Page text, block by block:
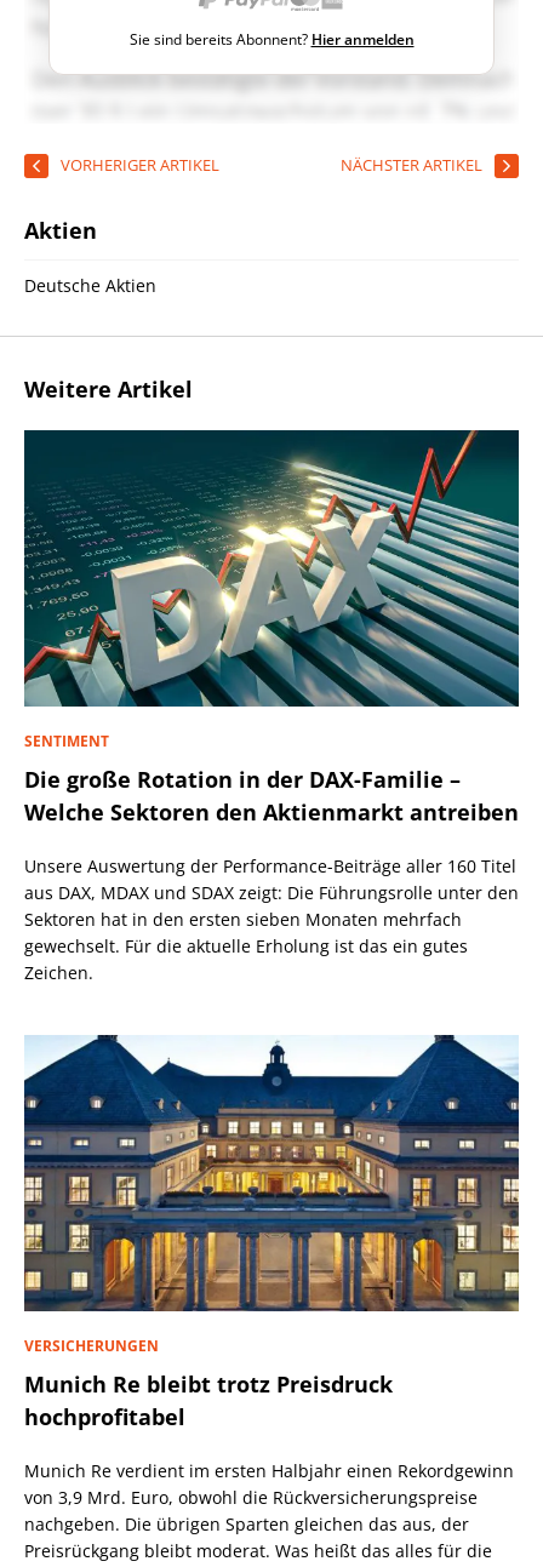
Sie sind bereits Abonnent? Hier anmelden
VORHERIGER ARTIKEL NÄCHSTER ARTIKEL
Aktien
Deutsche Aktien
Weitere Artikel
SENTIMENT
Die große Rotation in der DAX-Familie –
Welche Sektoren den Aktienmarkt antreiben
Unsere Auswertung der Performance-Beiträge aller 160 Titel
aus DAX, MDAX und SDAX zeigt: Die Führungsrolle unter den
Sektoren hat in den ersten sieben Monaten mehrfach
gewechselt. Für die aktuelle Erholung ist das ein gutes
Zeichen.
VERSICHERUNGEN
Munich Re bleibt trotz Preisdruck
hochprofitabel
Munich Re verdient im ersten Halbjahr einen Rekordgewinn
von 3,9 Mrd. Euro, obwohl die Rückversicherungspreise
nachgeben. Die übrigen Sparten gleichen das aus, der
Preisrückgang bleibt moderat. Was heißt das alles für die